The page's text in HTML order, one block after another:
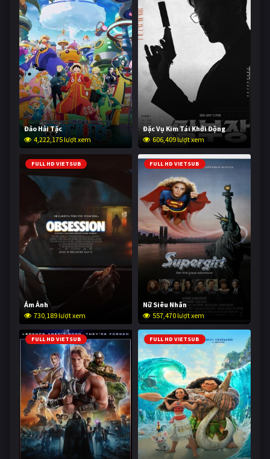
Đảo Hải Tặc
4,222,175 lượt xem
Đặc Vụ Kim Tái Khởi Động
606,409 lượt xem
FULL HD VIETSUB
Ám Ảnh
730,189 lượt xem
FULL HD VIETSUB
Nữ Siêu Nhân
557,470 lượt xem
FULL HD VIETSUB FULL HD VIETSUB